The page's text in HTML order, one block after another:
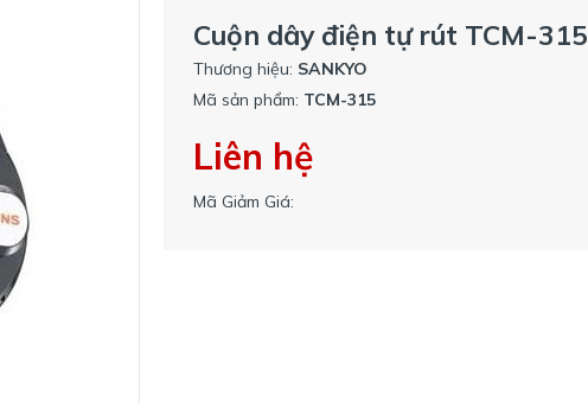
Cuộn dây điện tự rút TCM-315
Thương hiệu: SANKYO
Mã sản phẩm: TCM-315
Liên hệ
Mã Giảm Giá: